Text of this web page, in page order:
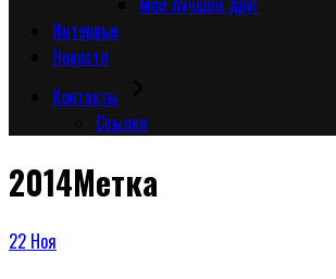
Интервью
Новости
Контакты
Сcылки
2014Метка
22 Ноя